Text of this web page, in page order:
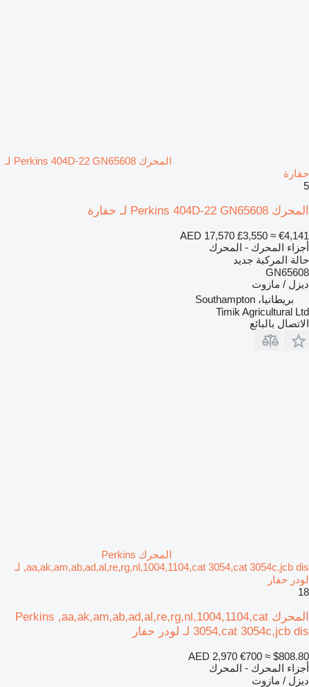
المحرك Perkins 404D-22 GN65608 لـ
حفارة
5
المحرك Perkins 404D-22 GN65608 لـ حفارة
AED 17,570 £3,550 ≈ €4,141
أجزاء المحرك - المحرك
حالة المركبة جديد
GN65608
ديزل / مازوت
بريطانيا، Southampton
Timik Agricultural Ltd
الاتصال بالبائع
المحرك Perkins
,aa,ak,am,ab,ad,al,re,rg,nl,1004,1104,cat 3054,cat 3054c,jcb dis لـ
لودر حفار
18
المحرك Perkins ,aa,ak,am,ab,ad,al,re,rg,nl,1004,1104,cat
3054,cat 3054c,jcb dis لـ لودر حفار
AED 2,970 €700 ≈ $808.80
أجزاء المحرك - المحرك
ديزل / مازوت